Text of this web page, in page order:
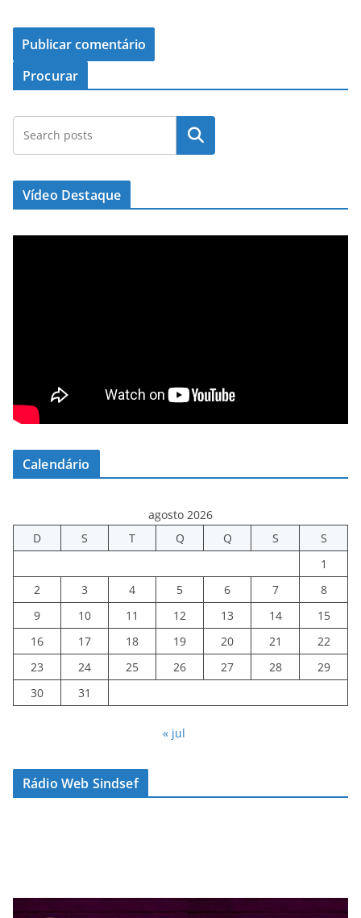
Procurar
Pesquisar
Vídeo Destaque
Calendário
agosto 2026
D
S T Q Q S
S
1
2
3 4 5 6 7
8
9
10 11 12 13 14
15
16
17 18 19 20 21
22
23
24 25 26 27 28
29
30
31
« jul
Rádio Web Sindsef